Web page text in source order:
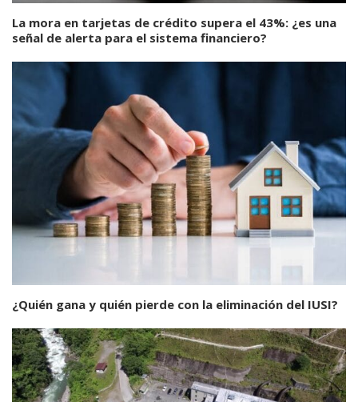
La mora en tarjetas de crédito supera el 43%: ¿es una
señal de alerta para el sistema financiero?
¿Quién gana y quién pierde con la eliminación del IUSI?